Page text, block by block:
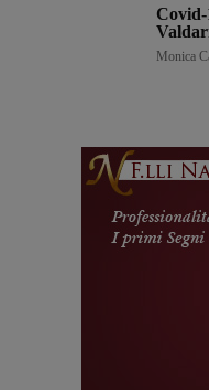
Covid-
Monica